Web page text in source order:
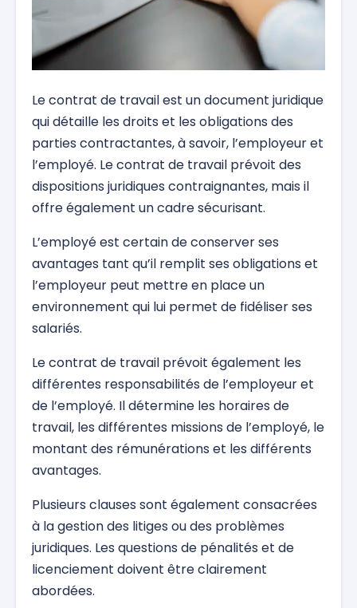
Le contrat de travail est un document juridique
qui détaille les droits et les obligations des
parties contractantes, à savoir, l’employeur et
l’employé. Le contrat de travail prévoit des
dispositions juridiques contraignantes, mais il
offre également un cadre sécurisant.
L’employé est certain de conserver ses
avantages tant qu’il remplit ses obligations et
l’employeur peut mettre en place un
environnement qui lui permet de fidéliser ses
salariés.
Le contrat de travail prévoit également les
différentes responsabilités de l’employeur et
de l’employé. Il détermine les horaires de
travail, les différentes missions de l’employé, le
montant des rémunérations et les différents
avantages.
Plusieurs clauses sont également consacrées
à la gestion des litiges ou des problèmes
juridiques. Les questions de pénalités et de
licenciement doivent être clairement
abordées.